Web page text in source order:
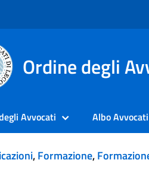
Ordine degli
Avvocati Albo Avvocati
,Formazione,